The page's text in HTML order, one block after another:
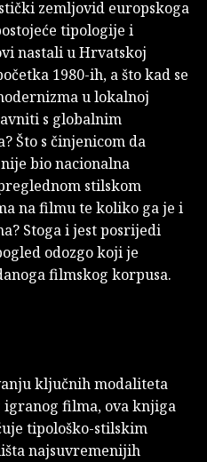
zemljovid europskoga
tipologije i
nastali u Hrvatskoj
1980-ih, a što kad se
u lokalnoj
s globalnim
Što s činjenicom da
bio nacionalna
stilskom
na filmu te koliko ga je i
Stoga i jest posrijedi
odozgo koji je
filmskog korpusa.
ključnih modaliteta
filma, ova knjiga
tipološko-stilskim
najsuvremenijih